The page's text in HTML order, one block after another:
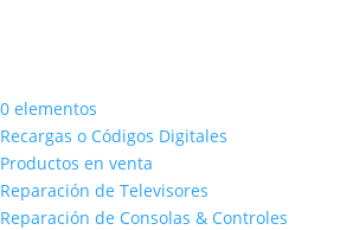
0 elementos
Recargas o Códigos Digitales
Productos en venta
Reparación de Televisores
Reparación de Consolas & Controles